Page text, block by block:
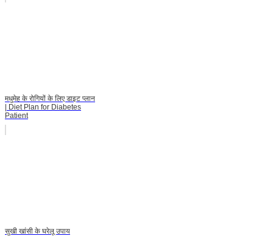
मधुमेह के रोगियों के लिए डाइट प्लान
| Diet Plan for Diabetes
Patient
सुखी खांसी के घरेलू उपाय